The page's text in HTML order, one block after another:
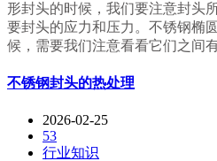
形封头的时候，我们要注意封头
要封头的应力和压力。不锈钢椭
候，需要我们注意看看它们之间
不锈钢封头的热处理
2026-02-25
53
行业知识